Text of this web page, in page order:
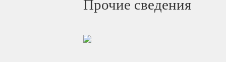
Прочие сведения